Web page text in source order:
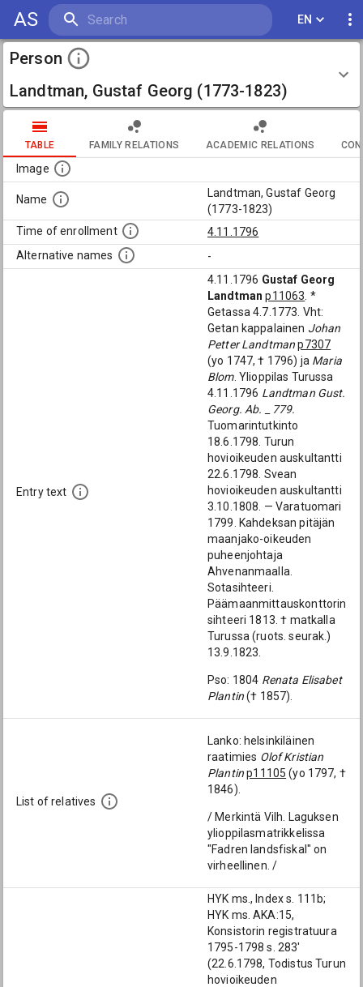
AS EN
Person
Landtman, Gustaf Georg (1773-1823)
TABLE FAMILY RELATIONS ACADEMIC RELATIONS
Image
Name
Landtman, Gustaf Georg
(1773-1823)
Time of enrollment
4.11.1796
Alternative names
-
Entry text
4.11.1796 Gustaf Georg
Landtman p11063 . *
Getassa 4.7.1773. Vht:
Getan kappalainen Johan
Petter Landtman p7307
(yo 1747, † 1796) ja Maria
Blom. Ylioppilas Turussa
4.11.1796 Landtman Gust.
Georg. Ab. _ 779.
Tuomarintutkinto
18.6.1798. Turun
hovioikeuden auskultantti
22.6.1798. Svean
hovioikeuden auskultantti
3.10.1808. — Varatuomari
1799. Kahdeksan pitäjän
maanjako-oikeuden
puheenjohtaja
Ahvenanmaalla.
Sotasihteeri.
Päämaanmittauskonttorin
sihteeri 1813. † matkalla
Turussa (ruots. seurak.)
13.9.1823.
Pso: 1804 Renata Elisabet
Plantin(† 1857).
List of relatives
Lanko: helsinkiläinen
raatimies Olof Kristian
Plantin p11105 (yo 1797, †
1846).
/ Merkintä Vilh. Laguksen
ylioppilasmatrikkelissa
"Fadren landsfiskal" on
virheellinen. /
HYK ms., Index s. 111b;
HYK ms. AKA:15,
Konsistorin registratuura
1795-1798 s. 283'
(22.6.1798, Todistus Turun
hovioikeuden